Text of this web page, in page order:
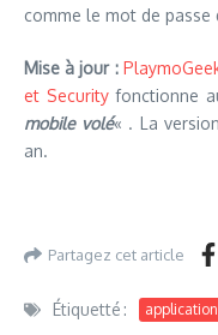
comme le mot de passe
Mise à jour :
et Securityfonctionne
mobile volé« . La
an.
Partagez cet article
Étiquetté : application